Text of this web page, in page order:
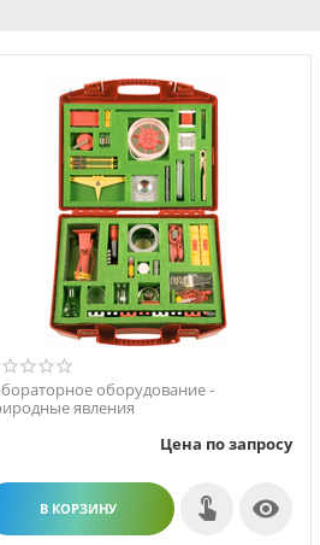
оборудование -
явления
Цена по запросу
В КОРЗИНУ 